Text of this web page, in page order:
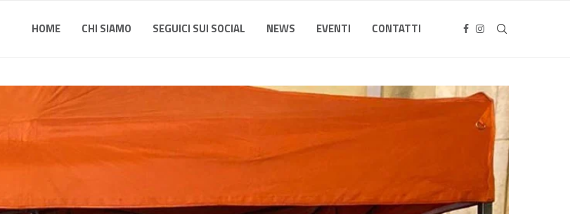
HOME CHI SIAMO SEGUICI SUI SOCIAL NEWS EVENTI CONTATTI